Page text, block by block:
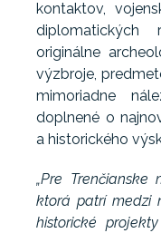
kontaktov,
diplomatických
originálne
výzbroje,
mimoriadne
doplnené o
a historického
„Pre
ktorá patrí medzi
historické